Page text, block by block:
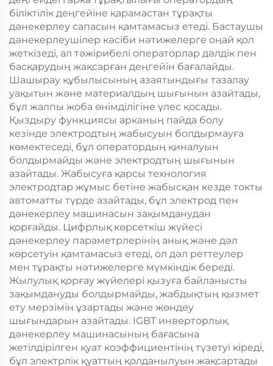
біліктілік деңгейіне қарамастан тұрақты
дәнекерлеу сапасын қамтамасыз етеді. Бастаушы
дәнекерлеушілер кәсіби нәтижелерге оңай қол
жеткізеді, ал тәжірибелі операторлар дәлдік пен
басқарудың жақсарған деңгейін бағалайды.
Шашырау құбылысының азаятындығы тазалау
уақытын және материалдың шығынын азайтады,
бұл жалпы жоба өнімділігіне үлес қосады.
Қыздыру функциясы арканың пайда болу
кезінде электродтың жабысуын болдырмауға
көмектеседі, бұл оператордың қиналуын
болдырмайды және электродтың шығынын
азайтады. Жабысуға қарсы технология
электродтар жұмыс бетіне жабысқан кезде токты
автоматты түрде азайтады, бұл электрод пен
дәнекерлеу машинасын зақымданудан
қорғайды. Цифрлық көрсеткіш жүйесі
дәнекерлеу параметрлерінің анық және дәл
көрсетуін қамтамасыз етеді, ол дәл реттеулер
мен тұрақты нәтижелерге мүмкіндік береді.
Жылулық қорғау жүйелері қызуға байланысты
зақымдануды болдырмайды, жабдықтың қызмет
ету мерзімін ұзартады және жөндеу
шығындарын азайтады. IGBT инверторлық
дәнекерлеу машинасының бағасына
жетілдірілген қуат коэффициентінің түзетуі кіреді,
бұл электрлік қуаттың қолданылуын жақсартады